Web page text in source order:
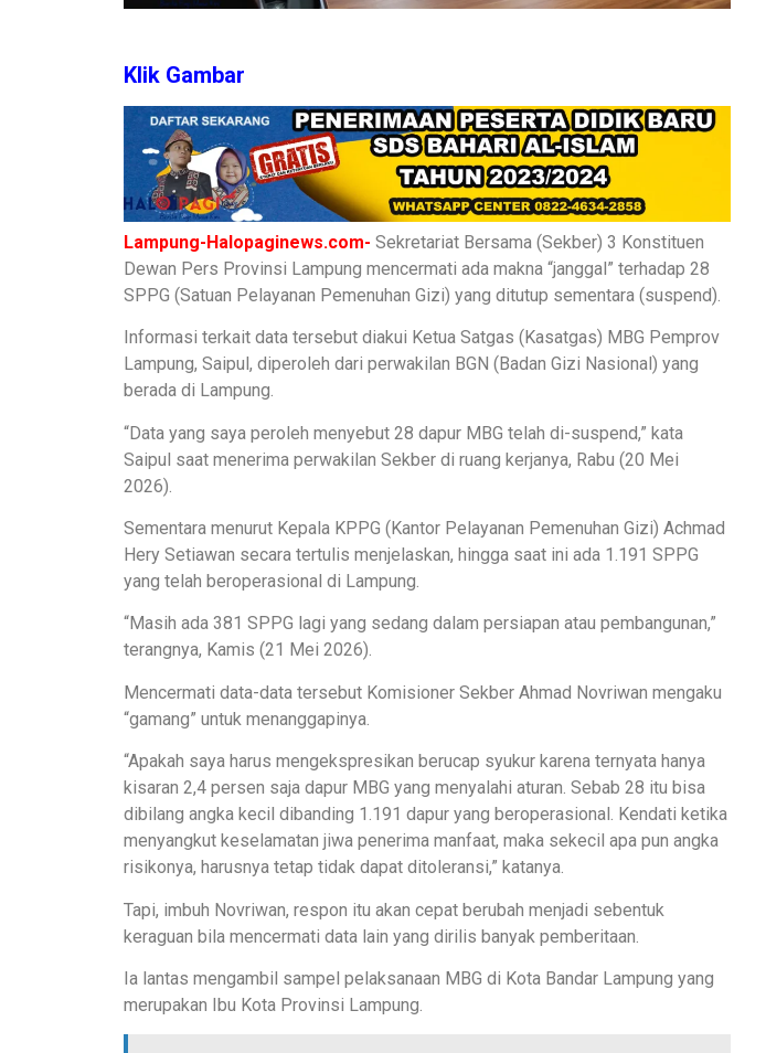
Klik Gambar
Lampung-Halopaginews.com- Sekretariat Bersama (Sekber) 3 Konstituen
Dewan Pers Provinsi Lampung mencermati ada makna “janggal” terhadap 28
SPPG (Satuan Pelayanan Pemenuhan Gizi) yang ditutup sementara (suspend).
Informasi terkait data tersebut diakui Ketua Satgas (Kasatgas) MBG Pemprov
Lampung, Saipul, diperoleh dari perwakilan BGN (Badan Gizi Nasional) yang
berada di Lampung.
“Data yang saya peroleh menyebut 28 dapur MBG telah di-suspend,” kata
Saipul saat menerima perwakilan Sekber di ruang kerjanya, Rabu (20 Mei
2026).
Sementara menurut Kepala KPPG (Kantor Pelayanan Pemenuhan Gizi) Achmad
Hery Setiawan secara tertulis menjelaskan, hingga saat ini ada 1.191 SPPG
yang telah beroperasional di Lampung.
“Masih ada 381 SPPG lagi yang sedang dalam persiapan atau pembangunan,”
terangnya, Kamis (21 Mei 2026).
Mencermati data-data tersebut Komisioner Sekber Ahmad Novriwan mengaku
“gamang” untuk menanggapinya.
“Apakah saya harus mengekspresikan berucap syukur karena ternyata hanya
kisaran 2,4 persen saja dapur MBG yang menyalahi aturan. Sebab 28 itu bisa
dibilang angka kecil dibanding 1.191 dapur yang beroperasional. Kendati ketika
menyangkut keselamatan jiwa penerima manfaat, maka sekecil apa pun angka
risikonya, harusnya tetap tidak dapat ditoleransi,” katanya.
Tapi, imbuh Novriwan, respon itu akan cepat berubah menjadi sebentuk
keraguan bila mencermati data lain yang dirilis banyak pemberitaan.
Ia lantas mengambil sampel pelaksanaan MBG di Kota Bandar Lampung yang
merupakan Ibu Kota Provinsi Lampung.